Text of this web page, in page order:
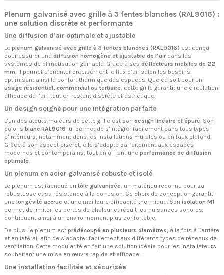
Plenum galvanisé avec grille à 3 fentes blanches (RAL9016) :
une solution discrète et performante
Une diffusion d’air optimale et ajustable
Le plenum galvanisé avec grille à 3 fentes blanches (RAL9016) est conçu
pour assurer une diffusion homogène et ajustable de l’airdans les
systèmes de climatisation gainable. Grâce à ses déflecteurs mobiles de 22
mm, il permet d’orienter précisément le flux d’air selon les besoins,
optimisant ainsi le confort thermique des espaces. Que ce soit pour un
usage résidentiel, commercial ou tertiaire, cette grille garantit une circulation
efficace de l’air, tout en restant discrète et esthétique.
Un design soigné pour une intégration parfaite
L’un des atouts majeurs de cette grille est son design linéaire et épuré. Son
coloris blanc RAL9016 lui permet de s’intégrer facilement dans tous types
d’intérieurs, notamment dans les installations murales ou en faux plafond.
Grâce à son aspect discret, elle s’adapte parfaitement aux espaces
modernes et contemporains, tout en offrant une performance de diffusion
optimale.
Un plenum en acier galvanisé robuste et isolé
Le plenum est fabriqué en tôle galvanisée , un matériau reconnu pour sa
robustesse et sa résistance à la corrosion. Ce choix de conception garantit
une longévité accrue et une meilleure efficacité thermique. Son isolation M1
permet de limiter les pertes de chaleur et réduit les nuisances sonores,
contribuant ainsi à un environnement plus confortable.
De plus, le plenum est prédécoupé en plusieurs diamètres, à la fois à l’arrière
et en latéral, afin de s’adapter facilement aux différents types de réseaux de
ventilation. Cette modularité en fait une solution idéale pour les installateurs
souhaitant une mise en œuvre rapide et efficace.
Une installation facilitée et sécurisée